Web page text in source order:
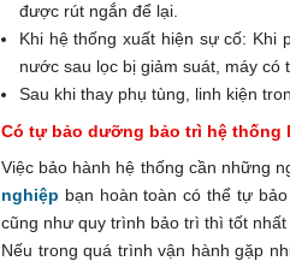
được rút ngắn để lại.
Khi hệ thống xuất hiện sự cố:
nước sau lọc bị giảm suát, máy có
Sau khi thay phụ tùng, linh kiện
Có tự bảo dưỡng bảo trì hệ
Việc bảo hành hệ thống cần những
nghiệp bạn hoàn toàn có thể tự
cũng như quy trình bảo trì thì tốt nhất
Nếu trong quá trình vận hành gặp